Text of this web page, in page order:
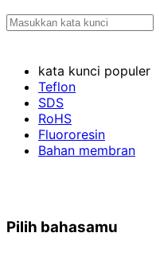
kata kunci populer
Teflon
SDS
RoHS
Fluororesin
Bahan membran
Pilih bahasamu